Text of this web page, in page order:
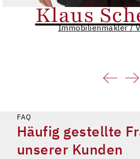
Klaus
Immobilienmakler /
FAQ
Häufig gestellte
unserer Kunden